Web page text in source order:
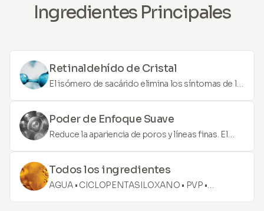
Ingredientes Principales
Retinaldehído de Cristal
El isómero de sacárido elimina los síntomas de la
piel deshidratada (aspereza, enrojecimiento,
de 24 horas y una hidratación profunda de 72
horas.
Poder de Enfoque Suave
Reduce la apariencia de poros y líneas finas. El
suero ofrece un efecto inmediato y duradero.
que cubren las imperfecciones del rostro y son
fácilmente compatibles con el maquillaje.
Levanta, difumina y disminuye los signos del
Todos los ingredientes
AGUA • CICLOPENTASILOXANO • PVP •
DIMETICONA • POLISILICONA-11 • GLUCÓSIDO